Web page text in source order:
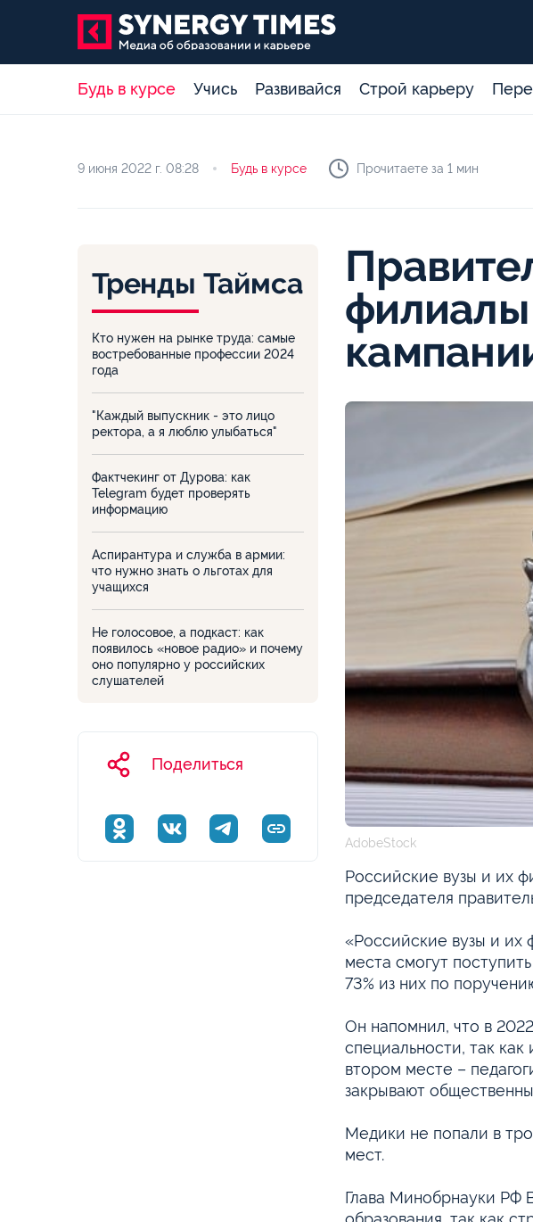
Будь в курсе Учись Развивайся Строй карьеру
9 июня 2022 г. 08:28 Будь в курсе Прочитаете за 1 мин
Тренды Таймса
Кто нужен на рынке труда: самые
востребованные профессии 2024
года
"Каждый выпускник - это лицо
ректора, а я люблю улыбаться"
Фактчекинг от Дурова: как
Telegram будет проверять
информацию
Аспирантура и служба в армии:
что нужно знать о льготах для
учащихся
Не голосовое, а подкаст: как
появилось «новое радио» и почему
оно популярно у российских
слушателей
Поделиться
филиалы
AdobeStock
Российские вузы и их
председателя
«Российские вузы и их
места смогут
73% из них по
Он напомнил, что в
специальности, так
втором месте –
закрывают
Медики не попали в
мест.
Глава Минобрнауки РФ